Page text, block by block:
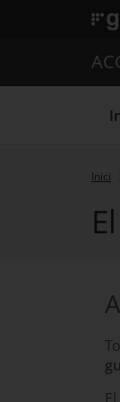
.
Inici